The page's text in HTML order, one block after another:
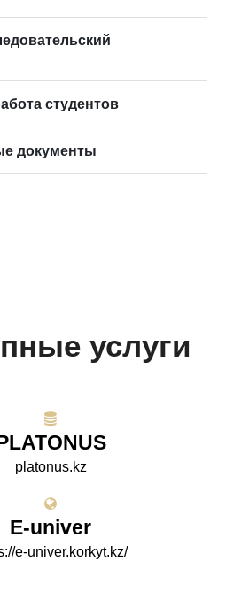
студентов
документы
услуги
platonus.kz
E-univer
e-univer.korkyt.kz/